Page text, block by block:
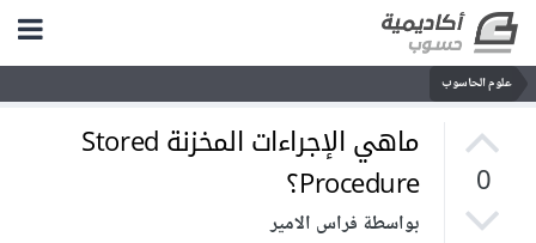
علوم الحاسوب
0
ماهي الإجراءات المخزنة Stored
Procedure؟
بواسطة فراس الامير